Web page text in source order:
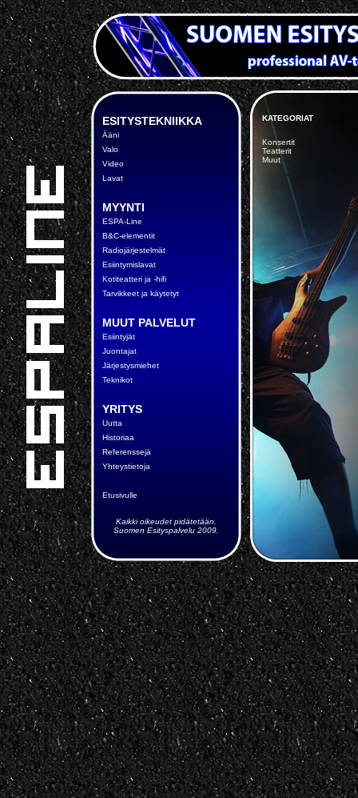
ESITYSTEKNIIKKA
Ääni
Valo
Video
Lavat
MYYNTI
ESPA-Line
B&C-elementit
Radiojärjestelmät
Esiintymislavat
Kotiteatteri ja -hifi
Tarvikkeet ja käytetyt
MUUT PALVELUT
Esiintyjät
Juontajat
Järjestysmiehet
Teknikot
YRITYS
Uutta
Historiaa
Referenssejä
Yhteystietoja
Etusivulle
Kaikki oikeudet pidätetään.
Suomen Esityspalvelu 2009.
KATEGORIAT
Konsertit
Teatterit
Muut